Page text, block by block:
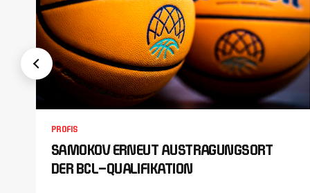
PROFIS
SAMOKOV ERNEUT AUSTRAGUNGSORT
DER BCL-QUALIFIKATION